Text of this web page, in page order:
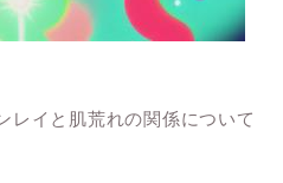
レイと肌荒れの関係について